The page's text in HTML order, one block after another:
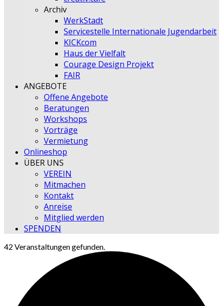
Archiv
WerkStadt
Servicestelle Internationale Jugendarbeit
KICKcom
Haus der Vielfalt
Courage Design Projekt
FAIR
ANGEBOTE
Offene Angebote
Beratungen
Workshops
Vorträge
Vermietung
Onlineshop
ÜBER UNS
VEREIN
Mitmachen
Kontakt
Anreise
Mitglied werden
SPENDEN
42 Veranstaltungen gefunden.